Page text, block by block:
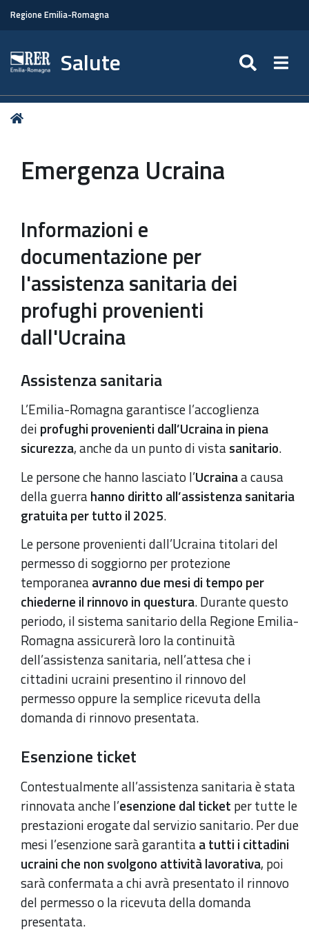
Regione Emilia-Romagna
Salute
Tu
Emergenza Ucraina
Informazioni e
documentazione per
l'assistenza sanitaria dei
profughi provenienti
dall'Ucraina
Assistenza sanitaria
L’Emilia-Romagna garantisce l’accoglienza
dei profughi provenienti dall’Ucraina in piena
sicurezza, anche da un punto di vistasanitario.
Le persone che hanno lasciato l’Ucrainaa causa
della guerrahanno diritto all’assistenza sanitaria
gratuita per tutto il 2025.
Le persone provenienti dall’Ucraina titolari del
permesso di soggiorno per protezione
temporaneaavranno due mesi di tempo per
chiederne il rinnovo in questura. Durante questo
periodo, il sistema sanitario della Regione Emilia-
Romagna assicurerà loro la continuità
dell’assistenza sanitaria, nell’attesa che i
cittadini ucraini presentino il rinnovo del
permesso oppure la semplice ricevuta della
domanda di rinnovo presentata.
Esenzione ticket
Contestualmente all’assistenza sanitaria è stata
rinnovata anche l’esenzione dal ticket per tutte le
prestazioni erogate dal servizio sanitario. Per due
mesi l’esenzione sarà garantitaa tutti i cittadini
ucraini che non svolgono attività lavorativa, poi
sarà confermata a chi avrà presentato il rinnovo
del permesso o la ricevuta della domanda
presentata.